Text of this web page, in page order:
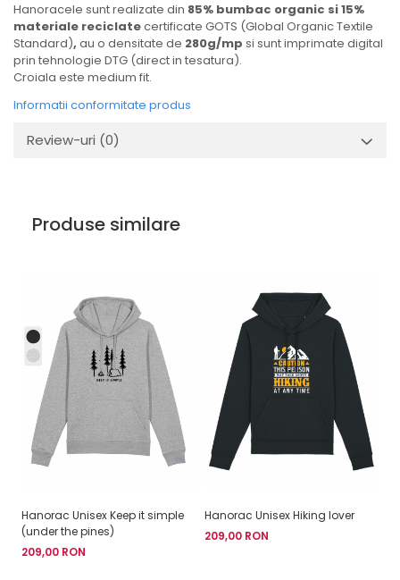
Hanoracele sunt realizate din 85% bumbac organic si 15%
materiale reciclatecertificate GOTS (Global Organic Textile
Standard), au o densitate de 280g/mp si sunt imprimate digital
prin tehnologie DTG (direct in tesatura).
Croiala este medium fit.
Informatii conformitate produs
Review-uri (0)
Produse similare
Hanorac Unisex Keep it simple
(under the pines)
209,00 RON
Hanorac Unisex Hiking lover
209,00 RON